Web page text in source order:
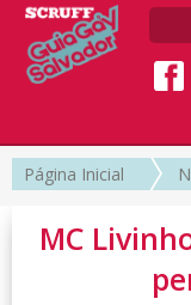
Página Inicial
MC